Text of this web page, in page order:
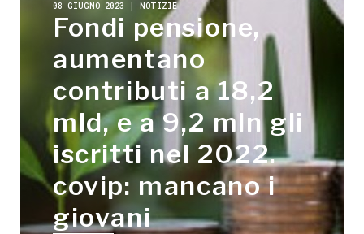
08 GIUGNO 2023 | NOTIZIE
Fondi pensione,
aumentano
contributi a 18,2
mld, e a 9,2 mln gli
iscritti nel 2022.
covip: mancano i
giovani